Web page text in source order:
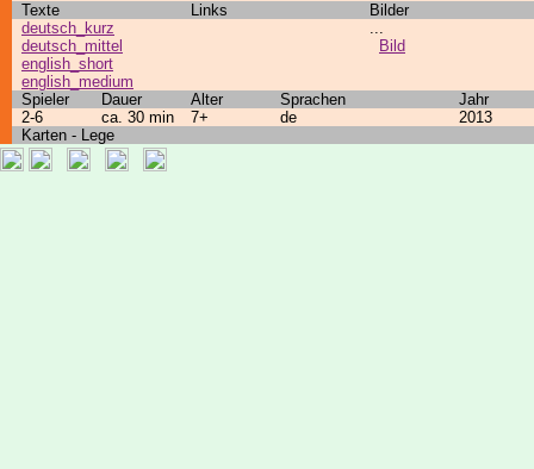
Texte Links
Bilder
deutsch_kurz
deutsch_mittel
english_short
english_medium
...
Bild
Spieler Dauer Alter Sprachen
Jahr
2-6
ca. 30 min 7+ de
2013
Karten - Lege